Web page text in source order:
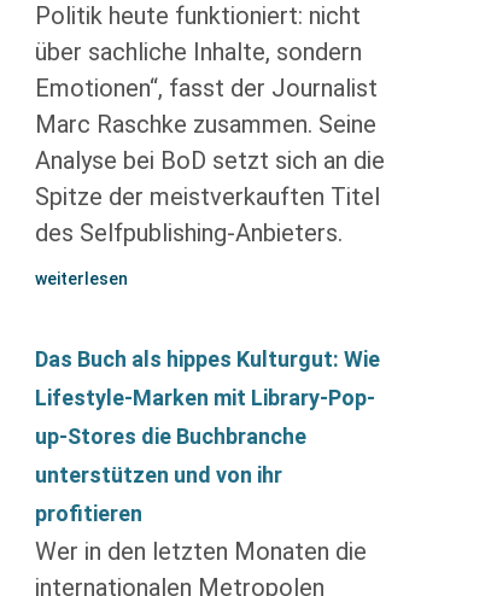
Politik heute funktioniert: nicht
über sachliche Inhalte, sondern
Emotionen“, fasst der Journalist
Marc Raschke zusammen. Seine
Analyse bei BoD setzt sich an die
Spitze der meistverkauften Titel
des Selfpublishing-Anbieters.
weiterlesen
Das Buch als hippes Kulturgut: Wie
Lifestyle-Marken mit Library-Pop-
up-Stores die Buchbranche
unterstützen und von ihr
profitieren
Wer in den letzten Monaten die
internationalen Metropolen